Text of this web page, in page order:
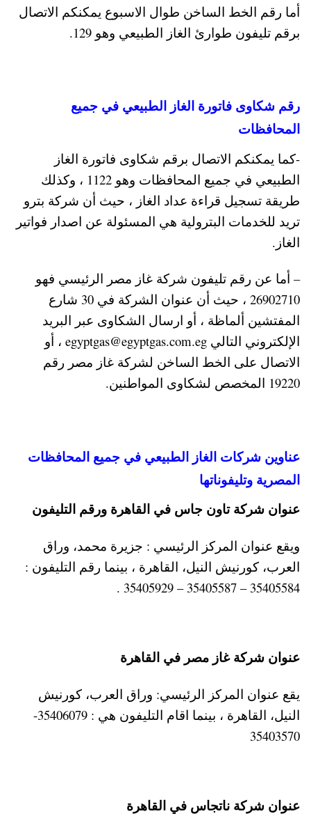
أما رقم الخط الساخن طوال الاسبوع يمكنكم الاتصال
برقم تليفون طوارئ الغاز الطبيعي وهو 129.
رقم شكاوى فاتورة الغاز الطبيعي في جميع
المحافظات
-كما يمكنكم الاتصال برقم شكاوى فاتورة الغاز
الطبيعي في جميع المحافظات وهو 1122 ، وكذلك
طريقة تسجيل قراءة عداد الغاز ، حيث أن شركة بترو
تريد للخدمات البترولية هي المسئولة عن اصدار فواتير
الغاز.
– أما عن رقم تليفون شركة غاز مصر الرئيسي فهو
26902710 ، حيث أن عنوان الشركة في 30 شارع
المفتشين ألماظة ، أو ارسال الشكاوى عبر البريد
الإلكتروني التالي egyptgas@egyptgas.com.eg ، أو
الاتصال على الخط الساخن لشركة غاز مصر رقم
19220 المخصص لشكاوى المواطنين.
عناوين شركات الغاز الطبيعي في جميع المحافظات
المصرية وتليفوناتها
عنوان شركة تاون جاس في القاهرة ورقم التليفون
ويقع عنوان المركز الرئيسي : جزيرة محمد، وراق
العرب، كورنيش النيل، القاهرة ، بينما رقم التليفون :
35405584 – 35405587 – 35405929 .
عنوان شركة غاز مصر في القاهرة
يقع عنوان المركز الرئيسي: وراق العرب، كورنيش
النيل، القاهرة ، بينما اقام التليفون هي : 35406079-
35403570
عنوان شركة ناتجاس في القاهرة